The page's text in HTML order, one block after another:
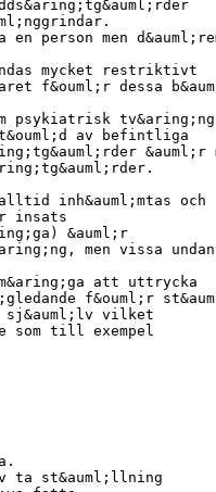
person men
mycket restriktivt
f&ouml;r dessa
psykiatrisk
av befintliga
&auml;r
inh&auml;mtas och
insats
&auml;r
men vissa
att uttrycka
f&ouml;r
sj&auml;lv vilket
som till exempel
ta st&auml;llning